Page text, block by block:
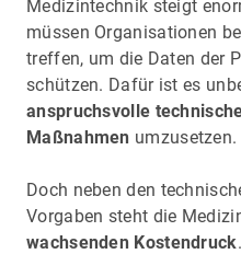
Medizintechnik steigt
müssen Organisationen
treffen, um die Daten der
schützen. Dafür ist es
anspruchsvolle
Maßnahmen umzusetzen.
Doch neben den
Vorgaben steht die
wachsenden Kostendruck